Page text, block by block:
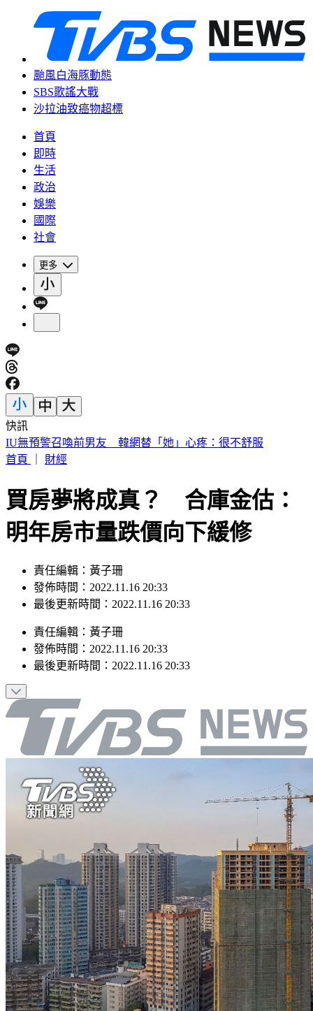
颱風白海豚動態
SBS歌謠大戰
沙拉油致癌物超標
首頁
即時
生活
政治
娛樂
國際
社會
更多
快訊
快訊／財神爺不在家 威力彩頭獎、二獎雙槓龜
首頁
財經
買房夢將成真？ 合庫金估：
明年房市量跌價向下緩修
責任編輯：黃子珊
發佈時間：2022.11.16 20:33
最後更新時間：2022.11.16 20:33
責任編輯 ： 黃子珊
發佈時間： 2022.11.16 20:33
最後更新時間： 2022.11.16 20:33